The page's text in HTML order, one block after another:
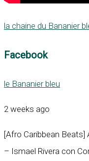
la chaine du Bananier
Facebook
le Bananier bleu
2 weeks ago
[Afro Caribbean
– Ismael Rivera con